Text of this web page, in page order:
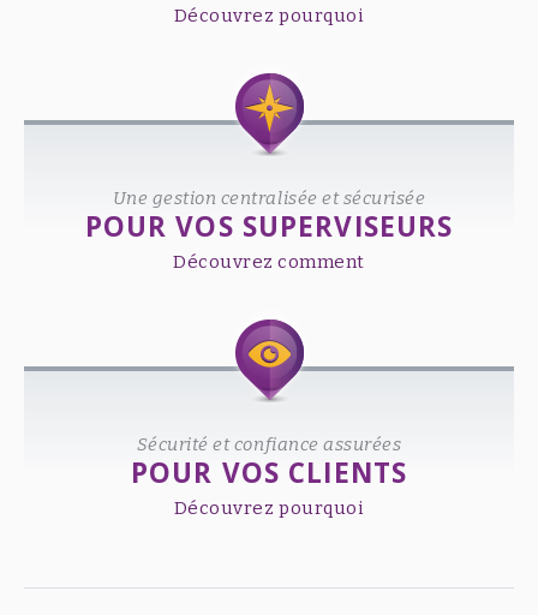
Découvrez pourquoi
Une gestion centralisée et sécurisée
POUR VOS SUPERVISEURS
Découvrez comment
Sécurité et confiance assurées
POUR VOS CLIENTS
Découvrez pourquoi